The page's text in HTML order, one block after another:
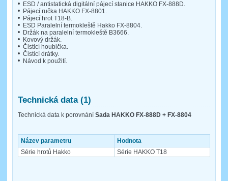
ESD / antistatická digitální pájecí stanice HAKKO FX-888D.
Pájecí ručka HAKKO FX-8801.
Pájecí hrot T18-B.
ESD Paralelní termokleště Hakko FX-8804.
Držák na paralelní termokleště B3666.
Kovový držák.
Čisticí houbička.
Čisticí drátky.
Návod k použití.
Technická data (1)
Technická data k porovnání Sada HAKKO FX-888D + FX-8804
Název parametru
Hodnota
Série hrotů Hakko
Série HAKKO T18